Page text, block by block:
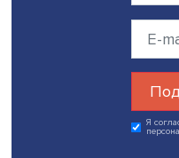
«Предложение услуг
детьми и занятость
обследований
исследований (Париж,
сотрудника ЦеТИ ВШЭ
молодежи NEET: что